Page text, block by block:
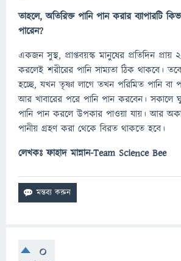
তাহলে, অতিরিক্ত পানি পান করার ব্যাপারটি
পারেন?
একজন সুস্থ, প্রাপ্তবয়স্ক মানুষের প্রতিদিন প্রায়
করলেই শরীরের পানি সাম্যতা ঠিক থাকবে।
হচ্ছে, যখন তৃষ্ণা লাগে তখন পরিমিত পানি বা
আর খাবারের পরে পানি পান করবেন।
পানি পান করলে উপকার পাওয়া যায়। আর
পানীয় গ্রহণ করা থেকে বিরত থাকতে হবে।
লেখকঃ ফাহাদ মান্নান-Team Science Bee
0